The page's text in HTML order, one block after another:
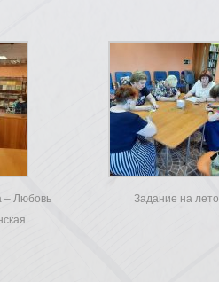
– Любовь
Задание на лето